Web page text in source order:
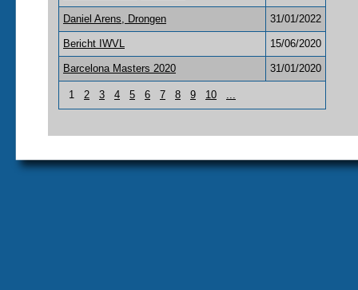
Daniel Arens, Drongen 31/01/2022
Bericht IWVL 15/06/2020
Barcelona Masters 2020 31/01/2020
1 2 3 4 5 6 7 8 9 10 ...